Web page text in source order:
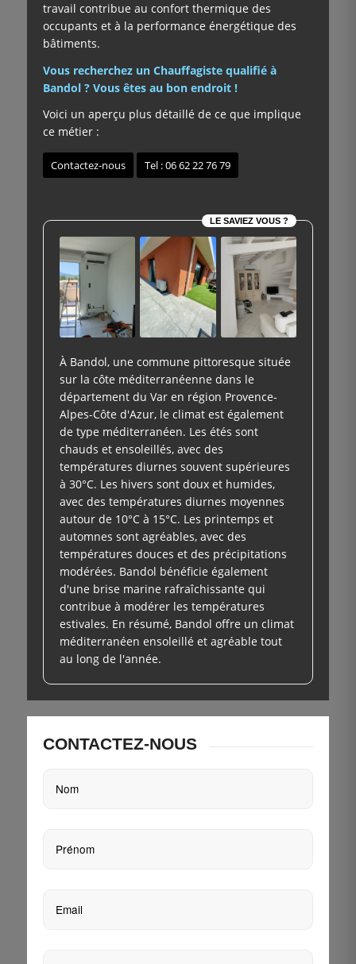
travail contribue au confort thermique des
occupants et à la performance énergétique des
bâtiments.
Vous recherchez un Chauffagiste qualifié à
Bandol ? Vous êtes au bon endroit !
Voici un aperçu plus détaillé de ce que implique
ce métier :
Contactez-nous Tel : 06 62 22 76 79
LE SAVIEZ VOUS ?
À Bandol, une commune pittoresque située
sur la côte méditerranéenne dans le
département du Var en région Provence-
Alpes-Côte d'Azur, le climat est également
de type méditerranéen. Les étés sont
chauds et ensoleillés, avec des
températures diurnes souvent supérieures
à 30°C. Les hivers sont doux et humides,
avec des températures diurnes moyennes
autour de 10°C à 15°C. Les printemps et
automnes sont agréables, avec des
températures douces et des précipitations
modérées. Bandol bénéficie également
d'une brise marine rafraîchissante qui
contribue à modérer les températures
estivales. En résumé, Bandol offre un climat
méditerranéen ensoleillé et agréable tout
au long de l'année.
CONTACTEZ-NOUS